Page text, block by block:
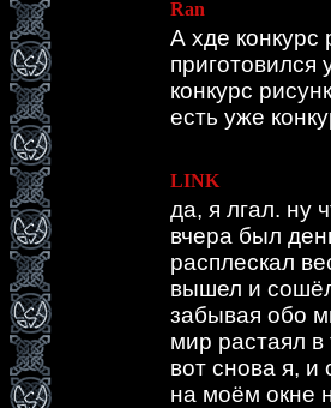
Ran
А хде конкурс
приготовился
конкурс
есть уже
LINK
да, я лгал. ну
вчера был
расплескал
вышел и
забывая обо
мир растаял
вот снова я, и
на моём окне